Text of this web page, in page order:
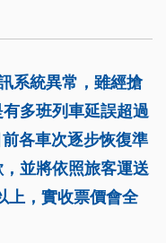
系統異常，雖經搶
多班列車延誤超過
各車次逐步恢復準
並將依照旅客運送
上，實收票價會全